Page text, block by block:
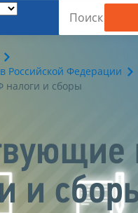
Российской Федерации
и сборы
и